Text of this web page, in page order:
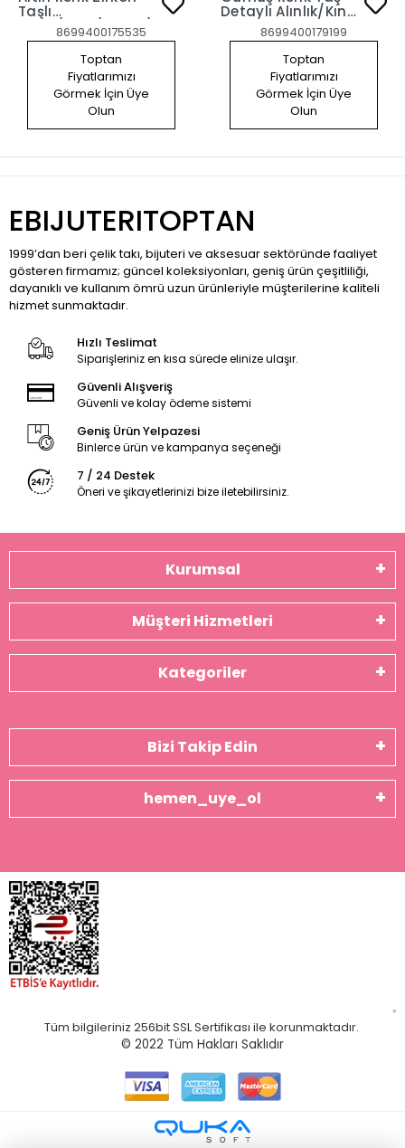
Taşlı
Gelin/Kına/Nişan/Söz
Tasarım Saç
Aksesuarı
8699400175535
Toptan
Fiyatlarımızı
Görmek İçin Üye
Olun
Detaylı Alınlık/Kına
Aksesuarı8699400179199
Toptan
Fiyatlarımızı
Görmek İçin Üye
Olun
EBIJUTERITOPTAN
1999’dan beri çelik takı, bijuteri ve aksesuar sektöründe faaliyet
gösteren firmamız; güncel koleksiyonları, geniş ürün çeşitliliği,
dayanıklı ve kullanım ömrü uzun ürünleriyle müşterilerine kaliteli
hizmet sunmaktadır.
Hızlı Teslimat
Siparişleriniz en kısa sürede elinize ulaşır.
Güvenli Alışveriş
Güvenli ve kolay ödeme sistemi
Geniş Ürün Yelpazesi
Binlerce ürün ve kampanya seçeneği
7 / 24 Destek
Öneri ve şikayetlerinizi bize iletebilirsiniz.
Kurumsal
Müşteri Hizmetleri
Kategoriler
Bizi Takip Edin
hemen_uye_ol
Tüm bilgileriniz 256bit SSL Sertifikası ile korunmaktadır.
© 2022 Tüm Hakları Saklıdır